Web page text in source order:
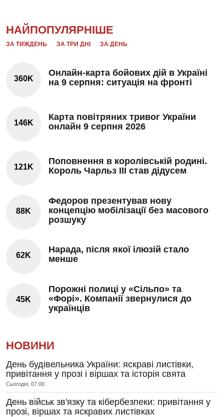
НАЙПОПУЛЯРНІШЕ
ЗА ТИЖДЕНЬ ЗА ТРИ ДНІ ЗА ДЕНЬ
360K
Онлайн-карта бойових дій в Україні
на 9 серпня: ситуація на фронті
146K
Карта повітряних тривог України
онлайн 9 серпня 2026
121K
Поповнення в королівській родині.
Король Чарльз III став дідусем
88K
Федоров презентував нову
концепцію мобілізації без масового
розшуку
62K
Нарада, після якої ілюзій стало
менше
45K
Порожні полиці у «Сільпо» та
«Форі». Компанії звернулися до
українців
НОВИНИ
День будівельника України: яскраві листівки,
привітання у прозі і віршах та історія свята
Сьогодні, 07:00
День військ зв'язку та кібербезпеки: привітання у
прозі, віршах та яскравих листівках